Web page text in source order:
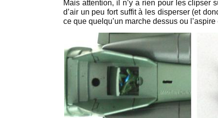
Mais attention, il n’y a rien pour les clipser
d’air un peu fort suffit à les disperser (et
ce que quelqu’un marche dessus ou